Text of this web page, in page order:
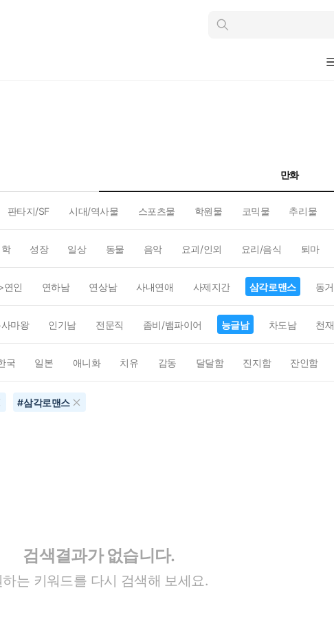
인
만화
판타지/SF 시대/역사물 스포츠물 학원물 코믹물 추리물
성장 일상 동물 음악 요괴/인외 요리/음식 퇴마
연인 연하남 연상남 사내연애 사제지간 삼각로맨스 동거
마왕 인기남 전문직 좀비/뱀파이어 능글남 차도남 천재
국 일본 애니화 치유 감동 달달함 진지함 잔인함
#삼각로맨스
검색결과가 없습니다.
하는 키워드를 다시 검색해 보세요.